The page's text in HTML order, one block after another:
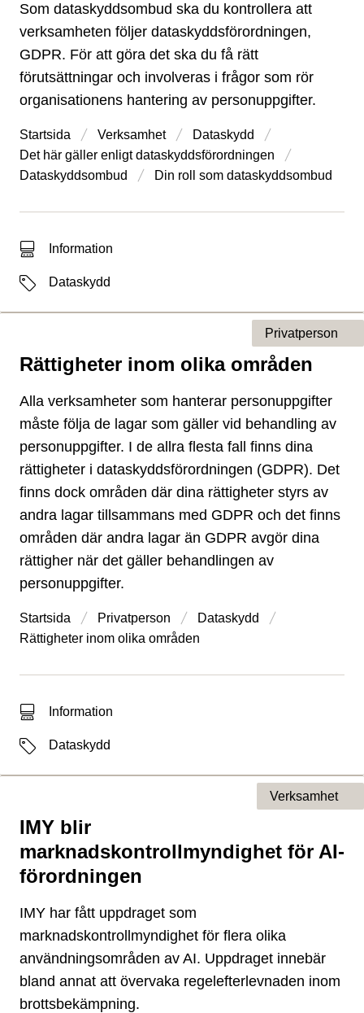
Som dataskyddsombud ska du kontrollera att
verksamheten följer dataskyddsförordningen,
GDPR. För att göra det ska du få rätt
förutsättningar och involveras i frågor som rör
organisationens hantering av personuppgifter.
Startsida Verksamhet
Dataskydd
Det här gäller enligt dataskydds­förordningen
Dataskyddsombud
Din roll som dataskyddsombud
Typ av sökträff
Information
EtiketterDataskydd
Rättigheter inom olika områden
Typ av sida
Privatperson
Alla verksamheter som hanterar personuppgifter
måste följa de lagar som gäller vid behandling av
personuppgifter. I de allra flesta fall finns dina
rättigheter i dataskyddsförordningen (GDPR). Det
finns dock områden där dina rättigheter styrs av
andra lagar tillsammans med GDPR och det finns
områden där andra lagar än GDPR avgör dina
rättigher när det gäller behandlingen av
personuppgifter.
Startsida Privatperson
Dataskydd
Rättigheter inom olika områden
Typ av sökträff
Information
EtiketterDataskydd
IMY blir
marknadskontrollmyndighet för AI-
förordningen
Typ av sida
Verksamhet
IMY har fått uppdraget som
marknadskontrollmyndighet för flera olika
användningsområden av AI. Uppdraget innebär
bland annat att övervaka regelefterlevnaden inom
brottsbekämpning.